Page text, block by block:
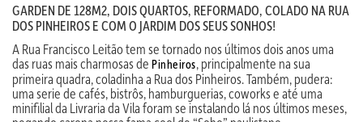
GARDEN DE 128M2, DOIS QUARTOS, REFORMADO, COLADO NA RUA
DOS PINHEIROS E COM O JARDIM DOS SEUS SONHOS!
A Rua Francisco Leitão tem se tornado nos últimos dois anos uma
das ruas mais charmosas de Pinheiros, principalmente na sua
primeira quadra, coladinha a Rua dos Pinheiros. Também, pudera:
uma serie de cafés, bistrôs, hamburguerias, coworks e até uma
minifilial da Livraria da Vila foram se instalando lá nos últimos meses,